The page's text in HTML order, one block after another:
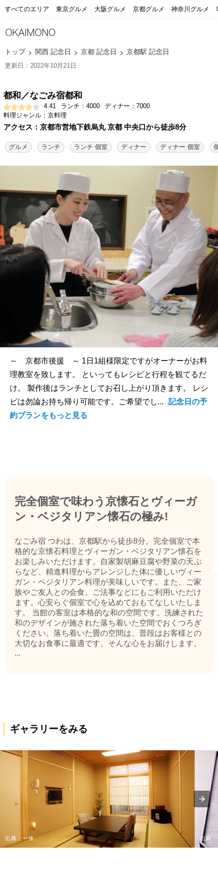
すべてのエリア 東京グルメ 大阪グルメ 京都グルメ 神奈川グルメ
トップ 関西 記念日 京都 記念日 京都駅 記念日
更新日：2022年10月21日
都和／なごみ宿都和
4.41 ランチ：4000
ディナー：7000
料理ジャンル：京料理
アクセス：京都市営地下鉄烏丸 京都 中央口から徒歩8分
グルメ ランチ ランチ 個室 ディナー ディナー 個室
～ 京都市後援 ～ 1日1組様限定ですがオーナーがお料
理教室を致します。 といってもレシピと行程を観てるだ
け。 製作後はランチとしてお召し上がり頂きます。 レシ
ピは勿論お持ち帰り可能です。ご希望でし...
記念日の予
約プランをもっと見る
完全個室で味わう京懐石とヴィーガ
ン・ベジタリアン懐石の極み!
なごみ宿 つわは、京都駅から徒歩8分。完全個室で本
格的な京懐石料理とヴィーガン・ベジタリアン懐石を
お楽しみいただけます。自家製胡麻豆腐や野菜の天ぷ
らなど、精進料理からアレンジした体に優しいヴィー
ガン・ベジタリアン料理が美味しいです。また、ご家
族やご友人との会食、ご法事などにもご利用いただけ
ます。心安らぐ個室で心を込めておもてなしいたしま
す。 当館の客室は本格的な和の空間です。洗練された
和のデザインが施された落ち着いた空間でおくつろぎ
ください。落ち着いた畳の空間は、普段はお客様との
大切なお食事に最適です。そんな心をお届けします。
...
ギャラリーをみる
出典：一休 出典